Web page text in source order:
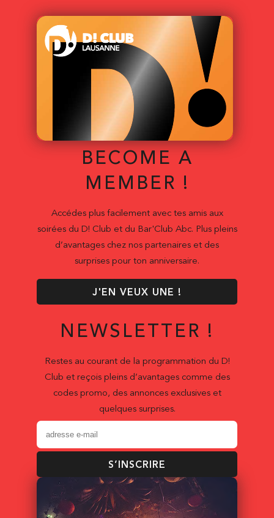
BECOME A
MEMBER !
Accédes plus facilement avec tes amis aux
soirées du D! Club et du Bar'Club Abc. Plus pleins
d’avantages chez nos partenaires et des
surprises pour ton anniversaire.
J'EN VEUX UNE !
NEWSLETTER !
Restes au courant de la programmation du D!
Club et reçois pleins d’avantages comme des
codes promo, des annonces exclusives et
quelques surprises.
S’INSCRIRE